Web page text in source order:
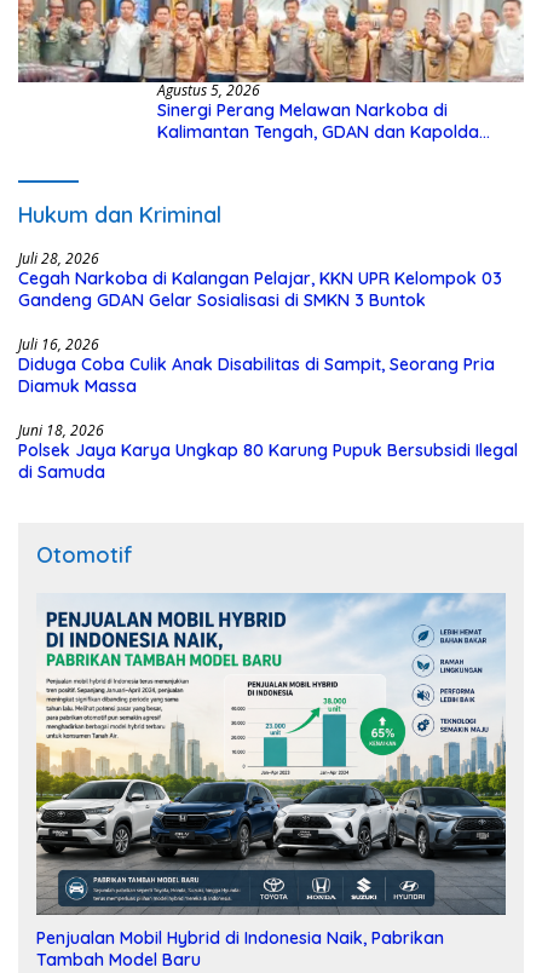
Agustus 5, 2026
Sinergi Perang Melawan Narkoba di
Kalimantan Tengah, GDAN dan Kapolda
Hukum dan Kriminal
Juli 28, 2026
Cegah Narkoba di Kalangan Pelajar, KKN UPR Kelompok 03
Gandeng GDAN Gelar Sosialisasi di SMKN 3 Buntok
Juli 16, 2026
Diduga Coba Culik Anak Disabilitas di Sampit, Seorang Pria
Diamuk Massa
Juni 18, 2026
Polsek Jaya Karya Ungkap 80 Karung Pupuk Bersubsidi Ilegal
di Samuda
Otomotif
Penjualan Mobil Hybrid di Indonesia Naik, Pabrikan
Tambah Model Baru